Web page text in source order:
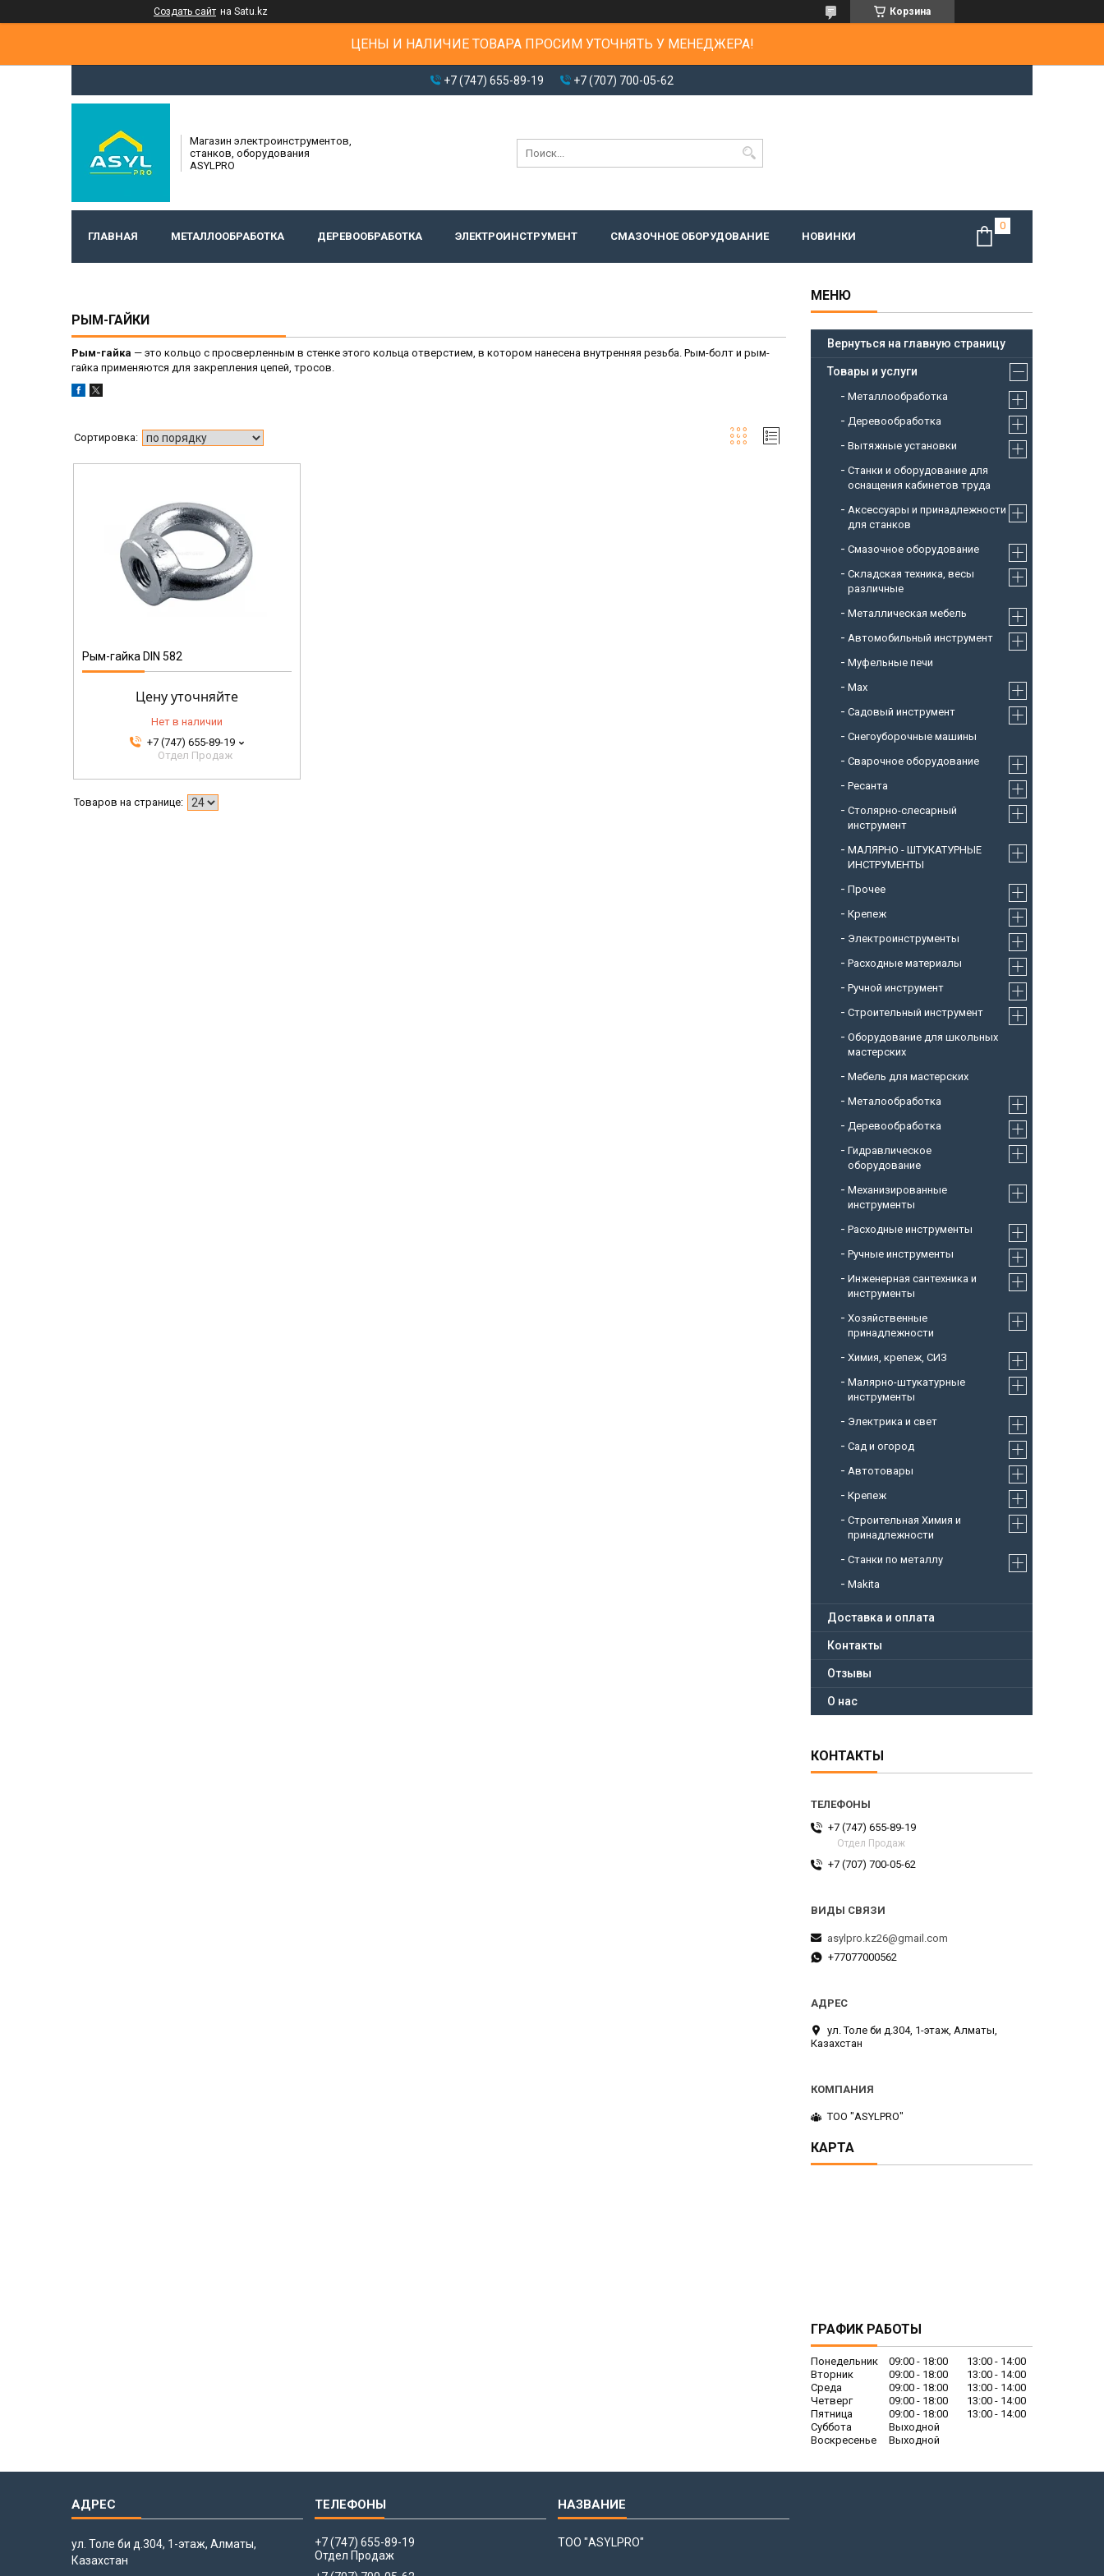
Создать сайт на Satu.kz Корзина
ЦЕНЫ И НАЛИЧИЕ ТОВАРА ПРОСИМ УТОЧНЯТЬ У МЕНЕДЖЕРА!
+7 (747) 655-89-19 +7 (707) 700-05-62
Магазин электроинструментов,
станков, оборудования
ASYLPRO
ГЛАВНАЯ МЕТАЛЛООБРАБОТКА ДЕРЕВООБРАБОТКА ЭЛЕКТРОИНСТРУМЕНТ СМАЗОЧНОЕ ОБОРУДОВАНИЕ НОВИНКИ
РЫМ-ГАЙКИ
Рым-гайка — это кольцо с просверленным в стенке этого кольца отверстием, в котором нанесена внутренняя резьба. Рым-болт и рым-
гайка применяются для закрепления цепей, тросов.
Рым-гайка DIN 582
Цену уточняйте
Нет в наличии
+7 (747) 655-89-19
Отдел Продаж
Вернуться на главную страницу
Товары и услуги
Металлообработка
Деревообработка
Вытяжные установки
Станки и оборудование для
оснащения кабинетов труда
Аксессуары и принадлежности
для станков
Смазочное оборудование
Складская техника, весы
различные
Металлическая мебель
Автомобильный инструмент
Муфельные печи
Max
Садовый инструмент
Снегоуборочные машины
Cварочное оборудование
Ресанта
Столярно-слесарный
инструмент
МАЛЯРНО - ШТУКАТУРНЫЕ
ИНСТРУМЕНТЫ
Прочее
Крепеж
Электроинструменты
Расходные материалы
Ручной инструмент
Строительный инструмент
Оборудование для школьных
мастерских
Мебель для мастерских
Металообработка
Деревообработка
Гидравлическое
оборудование
Механизированные
инструменты
Расходные инструменты
Ручные инструменты
Инженерная сантехника и
инструменты
Хозяйственные
принадлежности
Химия, крепеж, СИЗ
Малярно-штукатурные
инструменты
Электрика и свет
Сад и огород
Автотовары
Крепеж
Строительная Химия и
принадлежности
Станки по металлу
Makita
Доставка и оплата
Контакты
Отзывы
О нас
КОНТАКТЫ
+7 (747) 655-89-19
Отдел Продаж
+7 (707) 700-05-62
asylpro.kz26@gmail.com
+77077000562
ул. Толе би д.304, 1-этаж, Алматы,
Казахстан
ТОО "ASYLPRO"
КАРТА
ГРАФИК РАБОТЫ
Понедельник 09:00 18:00 13:00
14:00
Вторник
09:00 18:00 13:00
14:00
Среда
09:00 18:00 13:00
14:00
Четверг
09:00 18:00 13:00
14:00
Пятница
09:00 18:00 13:00
14:00
Суббота
Выходной
Воскресенье
Выходной
ул. Толе би д.304, 1-этаж, Алматы,
Казахстан
+7 (747) 655-89-19
Отдел Продаж
ТОО "ASYLPRO"